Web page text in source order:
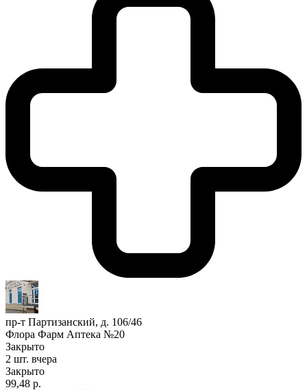
пр-т Партизанский, д. 106/46
Флора Фарм Аптека №20
Закрыто
2 шт. вчера
Закрыто
99,48 р.